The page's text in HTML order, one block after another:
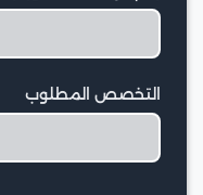
التخصص المطلوب